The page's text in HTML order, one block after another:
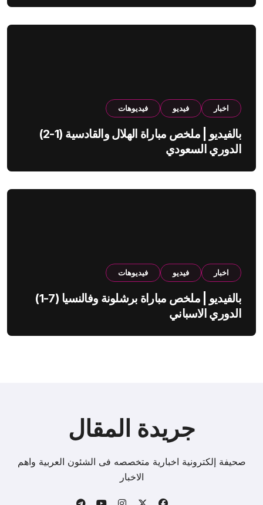
اخبار فيديو فيديوهات
بالفيديو | ملخص مباراة الهلال والقادسية (1-2)
الدوري السعودي
اخبار فيديو فيديوهات
بالفيديو | ملخص مباراة برشلونة وفالنسيا (7-1)
الدوري الاسباني
جريدة المقال
صحيفة إلكترونية اخبارية متخصصه فى الشئون العربية واهم
الاخبار